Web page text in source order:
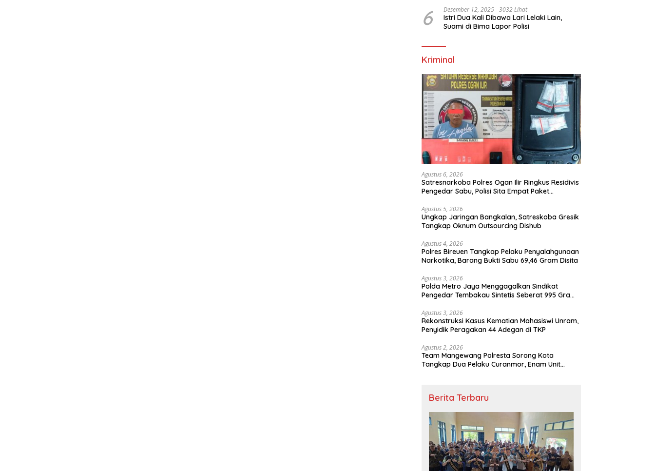
6 Desember 12, 2025 3032 Lihat
Istri Dua Kali Dibawa Lari Lelaki Lain,
Suami di Bima Lapor Polisi
Kriminal
Agustus 6, 2026
Satresnarkoba Polres Ogan Ilir Ringkus Residivis
Pengedar Sabu, Polisi Sita Empat Paket
Agustus 5, 2026
Ungkap Jaringan Bangkalan, Satreskoba Gresik
Tangkap Oknum Outsourcing Dishub
Agustus 4, 2026
Polres Bireuen Tangkap Pelaku Penyalahgunaan
Narkotika, Barang Bukti Sabu 69,46 Gram Disita
Agustus 3, 2026
Polda Metro Jaya Menggagalkan Sindikat
Pengedar Tembakau Sintetis Seberat 995 Gram
Melalui Media Sosial
Agustus 3, 2026
Rekonstruksi Kasus Kematian Mahasiswi Unram,
Penyidik Peragakan 44 Adegan di TKP
Agustus 2, 2026
Team Mangewang Polresta Sorong Kota
Tangkap Dua Pelaku Curanmor, Enam Unit
Berita Terbaru